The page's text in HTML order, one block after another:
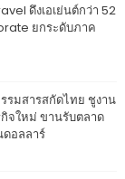
ดึงเอเย่นต์กว่า 52
ยกระดับภาค
รมสารสกัดไทย ชูงาน
จใหม่ ขานรับตลาด
อลลาร์